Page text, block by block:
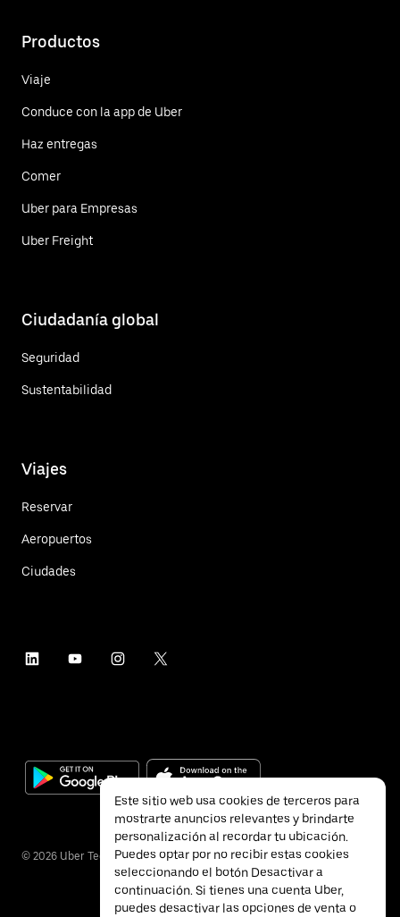
Productos
Viaje
Conduce con la app de Uber
Haz entregas
Comer
Uber para Empresas
Uber Freight
Ciudadanía global
Seguridad
Sustentabilidad
Viajes
Reservar
Aeropuertos
Ciudades
© 2026 Uber Technologies Inc.
Este sitio web usa cookies de terceros para
mostrarte anuncios relevantes y brindarte
personalización al recordar tu ubicación.
Puedes optar por no recibir estas cookies
seleccionando el botón Desactivar a
continuación. Si tienes una cuenta Uber,
puedes desactivar las opciones de venta o